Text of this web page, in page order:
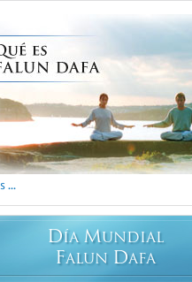
...
DÍA MUNDIAL
FALUN DAFA